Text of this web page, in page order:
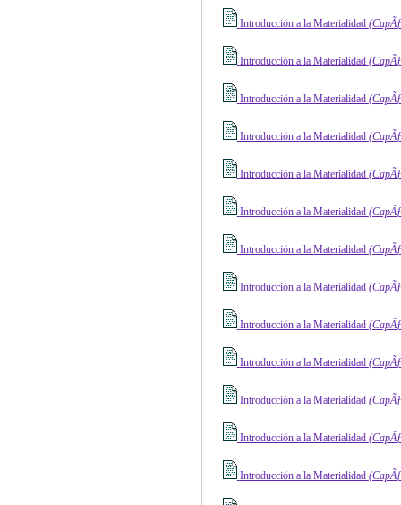
Introducción a la Materialidad
Introducción a la Materialidad
Introducción a la Materialidad
Introducción a la Materialidad
Introducción a la Materialidad
Introducción a la Materialidad
Introducción a la Materialidad
Introducción a la Materialidad
Introducción a la Materialidad
Introducción a la Materialidad
Introducción a la Materialidad
Introducción a la Materialidad
Introducción a la Materialidad